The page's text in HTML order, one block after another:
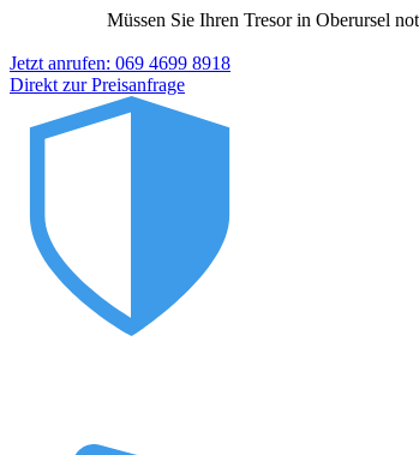
Müssen Sie Ihren Tresor in Oberursel
Jetzt anrufen: 069 4699 8918
Direkt zur Preisanfrage